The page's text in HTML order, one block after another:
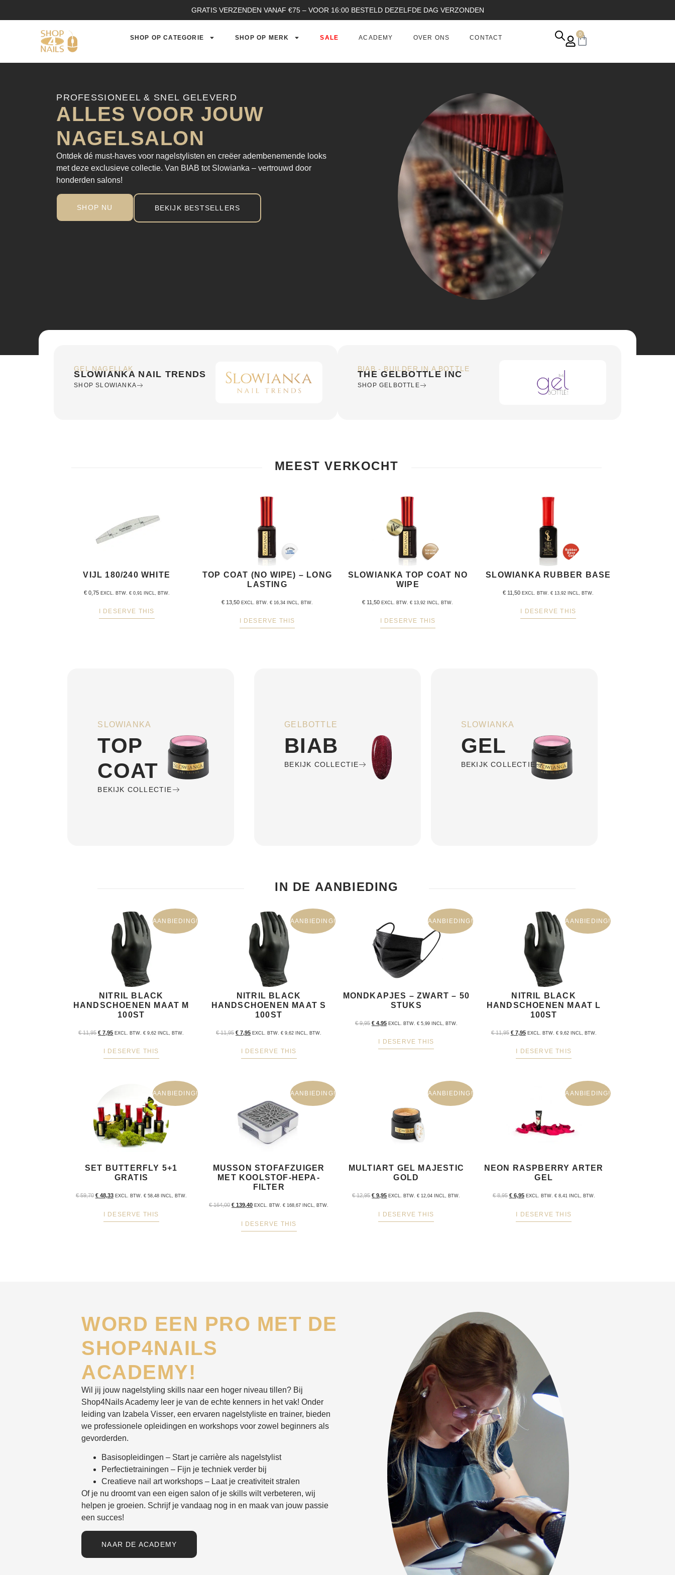
GRATIS VERZENDEN VANAF €75 – VOOR 16:00 BESTELD DEZELFDE DAG VERZONDEN
SHOP OP CATEGORIE SHOP OP MERK SALE ACADEMY OVER ONS CONTACT
0
PROFESSIONEEL & SNEL GELEVERD
ALLES VOOR JOUW
NAGELSALON
Ontdek dé must-haves voor nagelstylisten en creëer adembenemende looks
met deze exclusieve collectie. Van BIAB tot Slowianka – vertrouwd door
honderden salons!
SHOP NU BEKIJK BESTSELLERS
GEL NAGELLAK
SLOWIANKA NAIL TRENDS
SHOP SLOWIANKA
BIAB - BUILDER IN A BOTTLE
THE GELBOTTLE INC
SHOP GELBOTTLE
MEEST VERKOCHT
VIJL 180/240 WHITE
€0,75 EXCL. BTW. €0,91 INCL, BTW.
I DESERVE THIS
TOP COAT (NO WIPE) – LONG
LASTING
€ 13,50 EXCL. BTW.€ 16,34 INCL, BTW.
I DESERVE THIS
SLOWIANKA TOP COAT NO
WIPE
€ 11,50 EXCL. BTW.€ 13,92 INCL, BTW.
I DESERVE THIS
SLOWIANKA RUBBER BASE
€ 11,50 EXCL. BTW.€ 13,92 INCL, BTW.
I DESERVE THIS
SLOWIANKA
TOP
COAT
BEKIJK COLLECTIE
GELBOTTLE
BIAB
BEKIJK COLLECTIE
SLOWIANKA
GEL
BEKIJK COLLECTIE
IN DE AANBIEDING
AANBIEDING!
NITRIL BLACK
HANDSCHOENEN MAAT M
100ST
€11,95 € 7,95 EXCL. BTW.€ 9,62 INCL, BTW.
I DESERVE THIS
AANBIEDING!
NITRIL BLACK
HANDSCHOENEN MAAT S
100ST
€11,95 € 7,95 EXCL. BTW.€ 9,62 INCL, BTW.
I DESERVE THIS
AANBIEDING!
MONDKAPJES – ZWART – 50
STUKS
€9,95 €4,95 EXCL. BTW. €5,99INCL, BTW.
I DESERVE THIS
AANBIEDING!
NITRIL BLACK
HANDSCHOENEN MAAT L
100ST
€11,95 €7,95 EXCL. BTW. €9,62INCL, BTW.
I DESERVE THIS
AANBIEDING!
SET BUTTERFLY 5+1
GRATIS
€59,70 €48,33 EXCL. BTW. €58,48INCL, BTW.
I DESERVE THIS
AANBIEDING!
MUSSON STOFAFZUIGER
MET KOOLSTOF-HEPA-
FILTER
€164,00 € 139,40 EXCL. BTW.€ 168,67 INCL, BTW.
I DESERVE THIS
AANBIEDING!
MULTIART GEL MAJESTIC
GOLD
€12,95 € 9,95 EXCL. BTW.€ 12,04 INCL, BTW.
I DESERVE THIS
AANBIEDING!
NEON RASPBERRY ARTER
GEL
€8,95 €6,95 EXCL. BTW. €8,41INCL, BTW.
I DESERVE THIS
WORD EEN PRO MET DE
SHOP4NAILS
ACADEMY!
Wil jij jouw nagelstyling skills naar een hoger niveau tillen? Bij
Shop4Nails Academy leer je van de echte kenners in het vak! Onder
leiding van Izabela Visser, een ervaren nagelstyliste en trainer, bieden
we professionele opleidingen en workshops voor zowel beginners als
gevorderden.
Basisopleidingen – Start je carrière als nagelstylist
Perfectietrainingen – Fijn je techniek verder bij
Creatieve nail art workshops – Laat je creativiteit stralen
Of je nu droomt van een eigen salon of je skills wilt verbeteren, wij
helpen je groeien. Schrijf je vandaag nog in en maak van jouw passie
een succes!
NAAR DE ACADEMY